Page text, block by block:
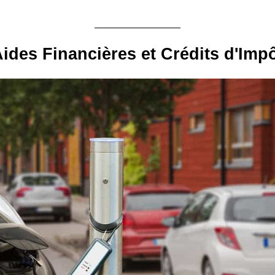
Financières et Crédits